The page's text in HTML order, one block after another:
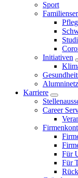
Sport
Initiativen
Karriere
Career
Für
Für